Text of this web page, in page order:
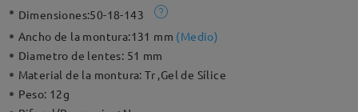
Dimensiones:50-18-143
Ancho de la montura:131 mm (Medio)
Diametro de lentes: 51 mm
Material de la montura:Tr ,Gel de Sílice
Peso: 12g